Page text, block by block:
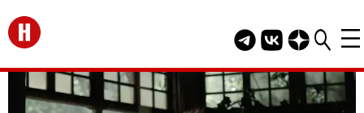
Перейти на главную
Telegram канал
Группа HELLO
Канал